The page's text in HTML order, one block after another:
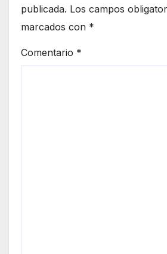
publicada. Los campos
marcados con *
Comentario *